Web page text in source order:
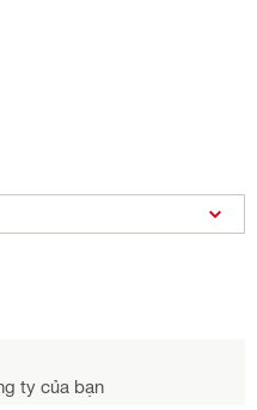
ty của bạn